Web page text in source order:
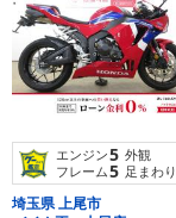
エンジン5 外観
フレーム5 足まわり
埼玉県 上尾市